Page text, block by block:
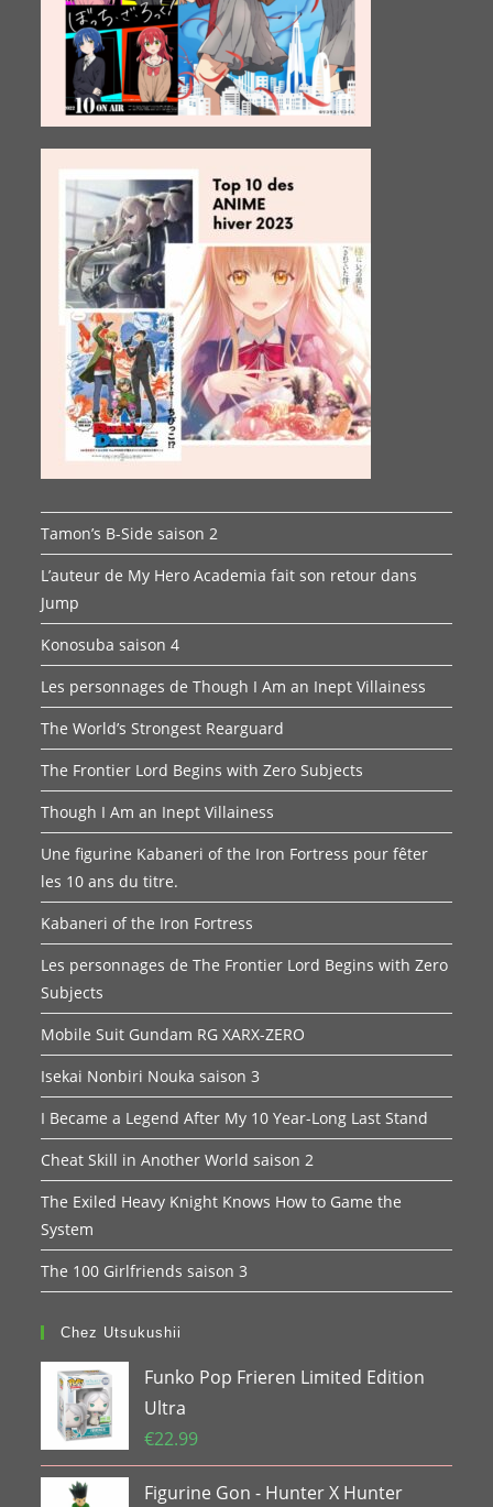
Tamon’s B-Side saison 2
L’auteur de My Hero Academia fait son retour dans
Jump
Konosuba saison 4
Les personnages de Though I Am an Inept Villainess
The World’s Strongest Rearguard
The Frontier Lord Begins with Zero Subjects
Though I Am an Inept Villainess
Une figurine Kabaneri of the Iron Fortress pour fêter
les 10 ans du titre.
Kabaneri of the Iron Fortress
Les personnages de The Frontier Lord Begins with Zero
Subjects
Mobile Suit Gundam RG XARX-ZERO
Isekai Nonbiri Nouka saison 3
I Became a Legend After My 10 Year-Long Last Stand
Cheat Skill in Another World saison 2
The Exiled Heavy Knight Knows How to Game the
System
The 100 Girlfriends saison 3
Chez Utsukushii
Funko Pop Frieren Limited Edition
Ultra
€22.99
Figurine Gon - Hunter X Hunter